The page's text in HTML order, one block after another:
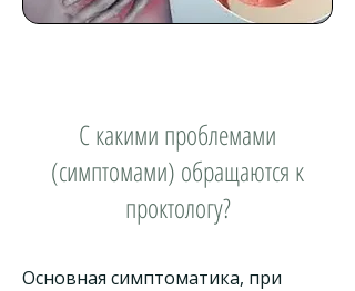
С какими проблемами
(симптомами) обращаются к
проктологу?
Основная симптоматика, при